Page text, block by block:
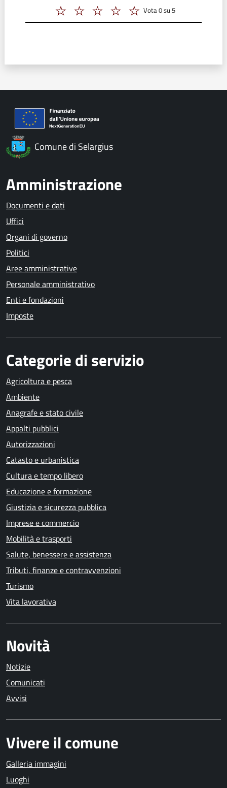
Vota 2 su 5
Vota 3 su 5
Vota 4 su 5
Vota 5 su 5
Vota 6 su 5
Vota 0 su 5
Comune di Selargius
Amministrazione
Documenti e dati
Uffici
Organi di governo
Politici
Aree amministrative
Personale amministrativo
Enti e fondazioni
Imposte
Categorie di servizio
Agricoltura e pesca
Ambiente
Anagrafe e stato civile
Appalti pubblici
Autorizzazioni
Catasto e urbanistica
Cultura e tempo libero
Educazione e formazione
Giustizia e sicurezza pubblica
Imprese e commercio
Mobilità e trasporti
Salute, benessere e assistenza
Tributi, finanze e contravvenzioni
Turismo
Vita lavorativa
Novità
Notizie
Comunicati
Avvisi
Vivere il comune
Galleria immagini
Luoghi